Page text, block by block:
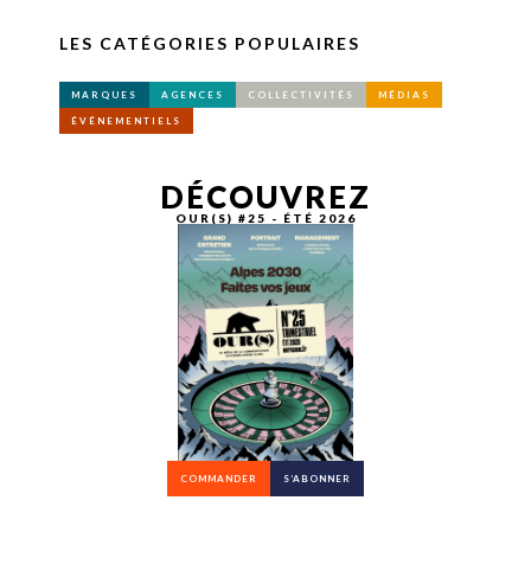
LES CATÉGORIES POPULAIRES
MARQUES AGENCES COLLECTIVITÉS MÉDIAS
ÉVÉNEMENTIELS
DÉCOUVREZ
OUR(S) #25 - ÉTÉ 2026
COMMANDER S’ABONNER